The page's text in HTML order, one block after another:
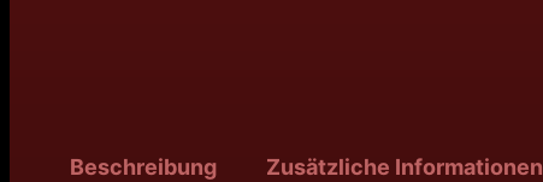
Beschreibung Zusätzliche Informationen